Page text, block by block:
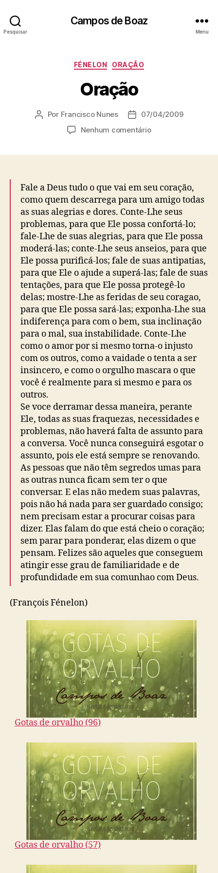
Pesquisar
Campos de Boaz
Menu
C
t
e
o
r
FÉNELON ORAÇÃO
Oração
A
r
p
o
s
t
Por Francisco Nunes
D
d
u
b
l
i
c
ç
ã
o
07/04/2009
Nenhum comentárioe
ã
o
Fale a Deus tudo o que vai em seu coração,
como quem descarrega para um amigo todas
as suas alegrias e dores. Conte-Lhe seus
problemas, para que Ele possa confortá-lo;
fale-Lhe de suas alegrias, para que Ele possa
moderá-las; conte-Lhe seus anseios, para que
Ele possa purificá-los; fale de suas antipatias,
para que Ele o ajude a superá-las; fale de suas
tentações, para que Ele possa protegê-lo
delas; mostre-Lhe as feridas de seu coragao,
para que Ele possa sará-las; exponha-Lhe sua
indiferença para com o bem, sua inclinação
para o mal, sua instabilidade. Conte-Lhe
como o amor por si mesmo torna-o injusto
com os outros, como a vaidade o tenta a ser
insincero, e como o orgulho mascara o que
você é realmente para si mesmo e para os
outros.
Se voce derramar dessa maneira, perante
Ele, todas as suas fraquezas, necessidades e
problemas, não haverá falta de assunto para
a conversa. Você nunca conseguirá esgotar o
assunto, pois ele está sempre se renovando.
As pessoas que não têm segredos umas para
as outras nunca ficam sem ter o que
conversar. E elas não medem suas palavras,
pois não há nada para ser guardado consigo;
nem precisam estar a procurar coisas para
dizer. Elas falam do que está cheio o coração;
sem parar para ponderar, elas dizem o que
pensam. Felizes são aqueles que conseguem
atingir esse grau de familiaridade e de
profundidade em sua comunhao com Deus.
(François Fénelon)
Gotas de orvalho (96)
Gotas de orvalho (57)